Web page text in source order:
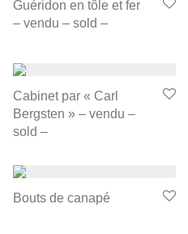
Guéridon en tôle et fer
– vendu – sold –
Cabinet par « Carl
Bergsten » – vendu –
sold –
Bouts de canapé